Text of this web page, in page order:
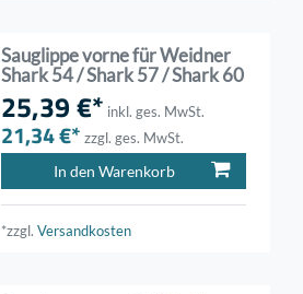
Sauglippe vorne für Weidner
Shark 54 / Shark 57 / Shark 60
25,39 €* inkl. ges. MwSt.
21,34 €* zzgl. ges. MwSt.
In den Warenkorb
*zzgl.Versandkosten